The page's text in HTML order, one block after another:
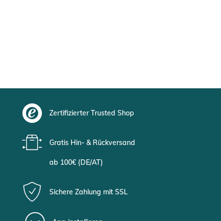
Zertifizierter Trusted Shop
Gratis Hin- & Rückversand
ab 100€ (DE/AT)
Sichere Zahlung mit SSL